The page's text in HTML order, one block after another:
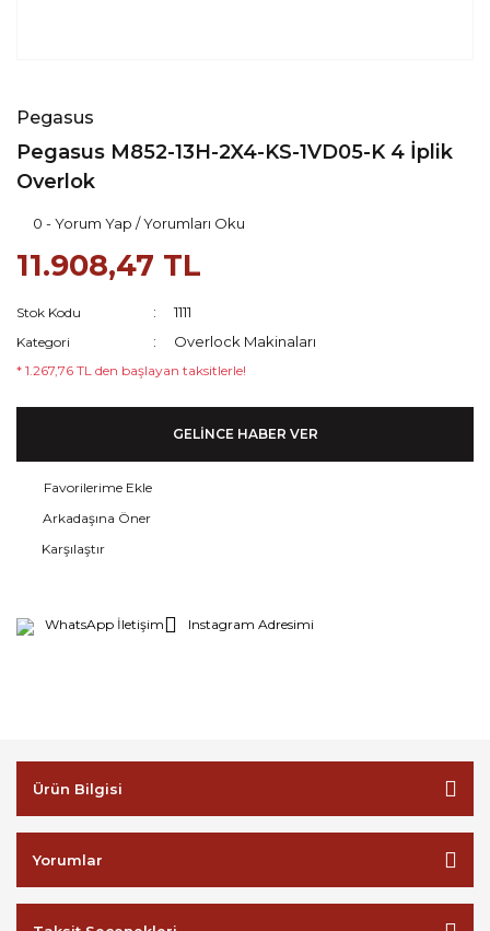
Pegasus
Pegasus M852-13H-2X4-KS-1VD05-K 4 İplik
Overlok
0 - Yorum Yap / Yorumları Oku
11.908,47 TL
Stok Kodu 1111
Kategori Overlock Makinaları
* 1.267,76 TL den başlayan taksitlerle!
GELİNCE HABER VER
Arkadaşına Öner
Karşılaştır
WhatsApp İletişim Instagram Adresimi
Ürün Bilgisi
Yorumlar